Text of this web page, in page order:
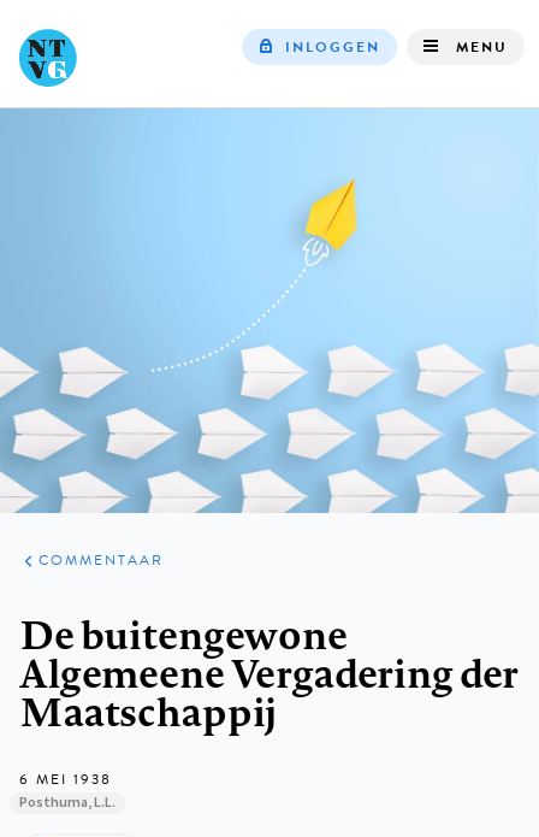
INLOGGEN MENU
ARTIKELEN
OPINIE
COMMENTAAR
De buitengewone
Algemeene Vergadering der
Maatschappij
6 MEI 1938
Posthuma, L.L.